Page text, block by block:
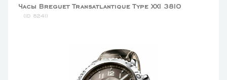
Часы Breguet Transatlantique Type XXI 3810
8241